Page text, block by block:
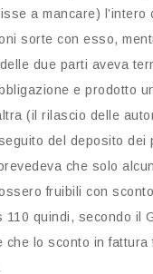
a mancare) l’intero
sorte con esso,
due parti aveva
e prodotto
(il rilascio delle
del deposito dei
che solo
fruibili con
110 quindi, secondo il
che lo sconto in fattura